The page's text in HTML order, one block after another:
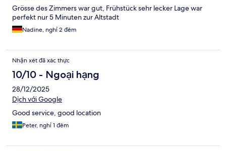
Grösse des Zimmers war gut, Frühstück sehr lecker Lage war
perfekt nur 5 Minuten zur Altstadt
Nadine, nghỉ 2 đêm
Nhận xét đã xác thực
10/10 - Ngoại hạng
28/12/2025
Dịch với Google
Good service, good location
Peter, nghỉ 1 đêm